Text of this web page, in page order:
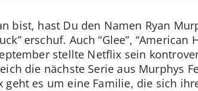
bist, hast Du den Namen Ryan
erschuf. Auch “Glee”,
stellte Netflix sein
die nächste Serie aus Murphys
geht es um eine Familie, die sich